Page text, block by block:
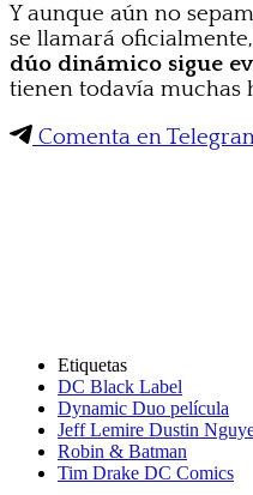
Y aunque aún no
se llamará
dúo dinámico sigue
tienen todavía muchas
Comenta en
Etiquetas
DC Black Label
Dynamic Duo película
Jeff Lemire Dustin
Robin & Batman
Tim Drake DC Comics